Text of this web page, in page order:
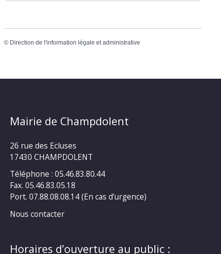
© Direction de l'information légale et administrative
Mairie de Champdolent
26 rue des Ecluses
17430 CHAMPDOLENT
Téléphone : 05.46.83.80.44
Fax. 05.46.83.05.18
Port. 07.88.08.08.14 (En cas d’urgence)
Nous contacter
Horaires d’ouverture au public :